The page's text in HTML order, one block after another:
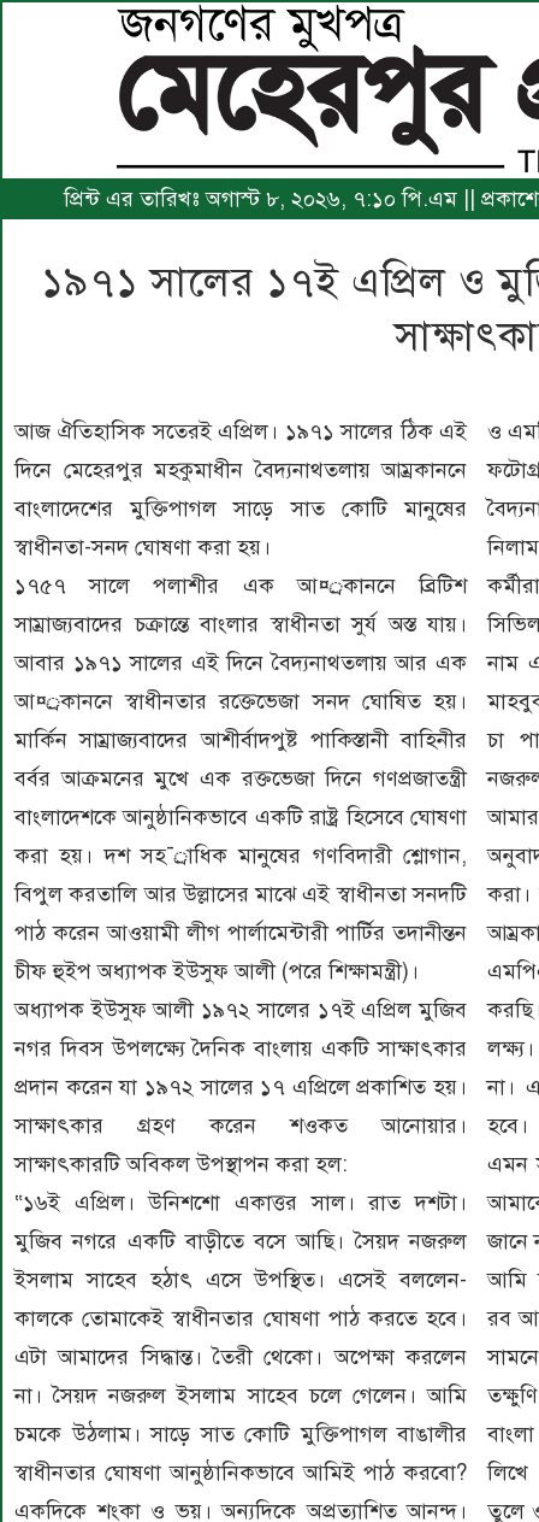
প্রিন্ট এর তারিখঃ অগাস্ট ৮, ২০২৬, ৭:১০ পি.এম ||
১৯৭১ সালের ১৭ই এপ্রিল ও
আজ ঐতিহাসিক সতেরই এপ্রিল। ১৯৭১ সালের ঠিক এই
দিনে মেহেরপুর মহকুমাধীন বৈদ্যনাথতলায় আম্রকাননে
বাংলাদেশের মুক্তিপাগল সাড়ে সাত কোটি মানুষের
স্বাধীনতা-সনদ ঘোষণা করা হয়।
১৭৫৭ সালে পলাশীর এক আ¤্রকাননে ব্রিটিশ
সাম্রাজ্যবাদের চক্রান্তে বাংলার স্বাধীনতা সুর্য অস্ত যায়।
আবার ১৯৭১ সালের এই দিনে বৈদ্যনাথতলায় আর এক
আ¤্রকাননে স্বাধীনতার রক্তেভেজা সনদ ঘোষিত হয়।
মার্কিন সাম্রাজ্যবাদের আশীর্বাদপুষ্ট পাকিস্তানী বাহিনীর
বর্বর আক্রমনের মুখে এক রক্তভেজা দিনে গণপ্রজাতন্ত্রী
বাংলাদেশকে আনুষ্ঠানিকভাবে একটি রাষ্ট্র হিসেবে ঘোষণা
করা হয়। দশ সহ¯্রাধিক মানুষের গণবিদারী শ্লোগান,
বিপুল করতালি আর উল্লাসের মাঝে এই স্বাধীনতা সনদটি
পাঠ করেন আওয়ামী লীগ পার্লামেন্টারী পার্টির তদানীন্তন
চীফ হুইপ অধ্যাপক ইউসুফ আলী (পরে শিক্ষামন্ত্রী)।
অধ্যাপক ইউসুফ আলী ১৯৭২ সালের ১৭ই এপ্রিল মুজিব
নগর দিবস উপলক্ষ্যে দৈনিক বাংলায় একটি সাক্ষাৎকার
প্রদান করেন যা ১৯৭২ সালের ১৭ এপ্রিলে প্রকাশিত হয়।
সাক্ষাৎকার গ্রহণ করেন শওকত আনোয়ার।
সাক্ষাৎকারটি অবিকল উপস্থাপন করা হল:
“১৬ই এপ্রিল। উনিশশো একাত্তর সাল। রাত দশটা।
মুজিব নগরে একটি বাড়ীতে বসে আছি। সৈয়দ নজরুল
ইসলাম সাহেব হঠাৎ এসে উপস্থিত। এসেই বললেন-
কালকে তোমাকেই স্বাধীনতার ঘোষণা পাঠ করতে হবে।
এটা আমাদের সিদ্ধান্ত। তৈরী থেকো। অপেক্ষা করলেন
না। সৈয়দ নজরুল ইসলাম সাহেব চলে গেলেন। আমি
চমকে উঠলাম। সাড়ে সাত কোটি মুক্তিপাগল বাঙালীর
স্বাধীনতার ঘোষণা আনুষ্ঠানিকভাবে আমিই পাঠ করবো?
একদিকে শংকা ও ভয়। অন্যদিকে অপ্রত্যাশিত আনন্দ।
ও
নাম
চা
আমার
না।
হবে।
এমন
জানে
আমি
রব
লিখে
তুলে